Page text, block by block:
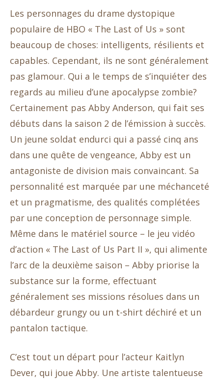
Les personnages du drame dystopique
populaire de HBO « The Last of Us » sont
beaucoup de choses: intelligents, résilients et
capables. Cependant, ils ne sont généralement
pas glamour. Qui a le temps de s’inquiéter des
regards au milieu d’une apocalypse zombie?
Certainement pas Abby Anderson, qui fait ses
débuts dans la saison 2 de l’émission à succès.
Un jeune soldat endurci qui a passé cinq ans
dans une quête de vengeance, Abby est un
antagoniste de division mais convaincant. Sa
personnalité est marquée par une méchanceté
et un pragmatisme, des qualités complétées
par une conception de personnage simple.
Même dans le matériel source – le jeu vidéo
d’action « The Last of Us Part II », qui alimente
l’arc de la deuxième saison – Abby priorise la
substance sur la forme, effectuant
généralement ses missions résolues dans un
débardeur grungy ou un t-shirt déchiré et un
pantalon tactique.
C’est tout un départ pour l’acteur Kaitlyn
Dever, qui joue Abby. Une artiste talentueuse